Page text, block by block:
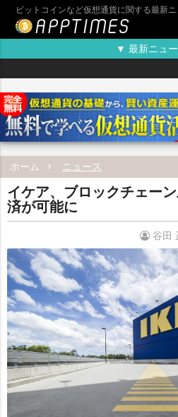
ビットコインなど仮想通貨に関する最新
▼ 最新ニュ
ホーム ニュース
イケア、ブロックチェー
済が可能に
谷田